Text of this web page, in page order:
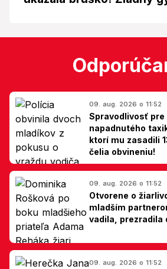
09. aug. 2026 o 11:52
Spravodlivosť pre
napadnutého
ktorí mu zasadili
čelia obvineniu!
09. aug. 2026 o 11:52
Otvorene o
mladším
vadila, prezradila
09. aug. 2026 o 11:52